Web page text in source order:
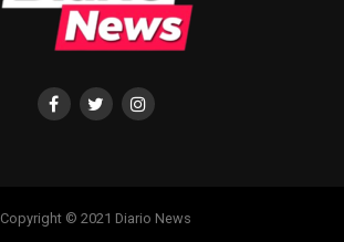
Copyright © 2021 Diario News